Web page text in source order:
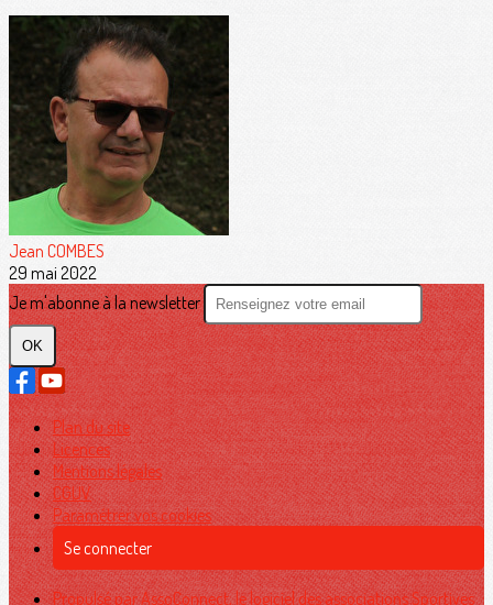
Jean COMBES
29 mai 2022
Je m'abonne à la newsletter
OK
Plan du site
Licences
Mentions légales
CGUV
Paramétrer vos cookies
Se connecter
Propulsé par AssoConnect, le logiciel des associations Sportives